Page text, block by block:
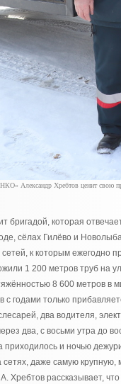
Александр Хребтов ценит свою
бригадой, которая
сёлах Гилёво и
к которым ежегодно
1 200 метров труб на
8 600 метров в
с годами только
два водителя,
два, с восьми утра до
и ночью
даже самую крупную,
Хребтов рассказывает,